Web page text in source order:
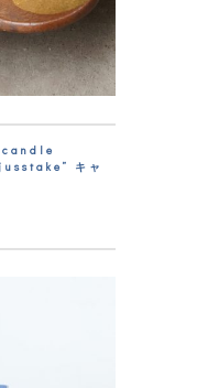
キャ